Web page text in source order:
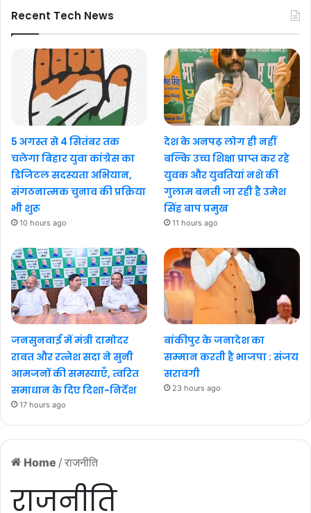
Home / राजनीति
राजनीति
Recent Tech News
5 अगस्त से 4 सितंबर तक
चलेगा बिहार युवा कांग्रेस का
डिजिटल सदस्यता अभियान,
संगठनात्मक चुनाव की प्रक्रिया
भी शुरू
10 hours ago
देश के अनपढ़ लोग ही नहीं
बल्कि उच्च शिक्षा प्राप्त कर रहे
युवक और युवतियां नशे की
गुलाम बनती जा रही है उमेश
सिंह बाप प्रमुख
11 hours ago
जनसुनवाई में मंत्री दामोदर
रावत और रत्नेश सदा ने सुनी
आमजनों की समस्याएँ, त्वरित
समाधान के दिए दिशा-निर्देश
17 hours ago
बांकीपुर के जनादेश का
सम्मान करती है भाजपा : संजय
सरावगी
23 hours ago